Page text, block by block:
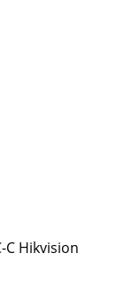
C Hikvision